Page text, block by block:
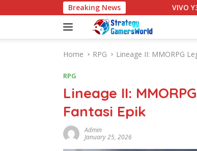
Breaking News VIVO Y31d Pro:
Home RPG Lineage II: MMORPG
RPG
Lineage II:
Fantasi Epik
Admin
January 25, 2026